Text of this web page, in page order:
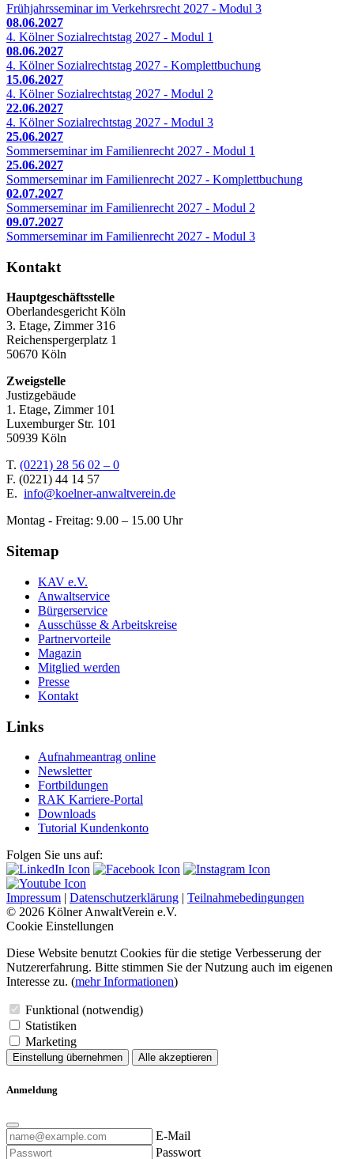
Frühjahrsseminar im Verkehrsrecht 2027 - Modul 3
08.06.2027
4. Kölner Sozialrechtstag 2027 - Modul 1
08.06.2027
4. Kölner Sozialrechtstag 2027 - Komplettbuchung
15.06.2027
4. Kölner Sozialrechtstag 2027 - Modul 2
22.06.2027
4. Kölner Sozialrechtstag 2027 - Modul 3
25.06.2027
Sommerseminar im Familienrecht 2027 - Modul 1
25.06.2027
Sommerseminar im Familienrecht 2027 - Komplettbuchung
02.07.2027
Sommerseminar im Familienrecht 2027 - Modul 2
09.07.2027
Sommerseminar im Familienrecht 2027 - Modul 3
Kontakt
Hauptgeschäftsstelle
Oberlandesgericht Köln
3. Etage, Zimmer 316
Reichenspergerplatz 1
50670 Köln
Zweigstelle
Justizgebäude
1. Etage, Zimmer 101
Luxemburger Str. 101
50939 Köln
T. (0221) 28 56 02 – 0
F. (0221) 44 14 57
E. info@koelner-anwaltverein.de
Montag - Freitag: 9.00 – 15.00 Uhr
Sitemap
KAV e.V.
Anwaltservice
Bürgerservice
Ausschüsse & Arbeitskreise
Partnervorteile
Magazin
Mitglied werden
Presse
Kontakt
Links
Aufnahmeantrag online
Newsletter
Fortbildungen
RAK Karriere-Portal
Downloads
Tutorial Kundenkonto
Folgen Sie uns auf:
Impressum | Datenschutzerklärung | Teilnahmebedingungen
© 2026 Kölner AnwaltVerein e.V.
Cookie Einstellungen
Diese Website benutzt Cookies für die stetige Verbesserung der
Nutzererfahrung. Bitte stimmen Sie der Nutzung auch im eigenen
Interesse zu. (mehr Informationen)
Funktional (notwendig)
Statistiken
Marketing
Einstellung übernehmen Alle akzeptieren
Anmeldung
E-Mail
Passwort